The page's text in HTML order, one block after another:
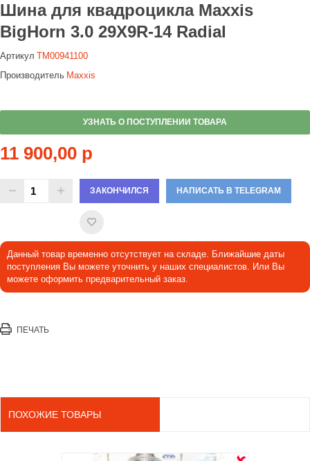
Шина для квадроцикла Maxxis
BigHorn 3.0 29X9R-14 Radial
Артикул TM00941100
Производитель Maxxis
УЗНАТЬ О ПОСТУПЛЕНИИ ТОВАРА
11 900,00 р
ЗАКОНЧИЛСЯ НАПИСАТЬ В TELEGRAM
Данный товар временно отсутствует на складе. Ближайшие даты
поступления Вы можете уточнить у наших специалистов. Или Вы
можете оформить предварительный заказ.
ПЕЧАТЬ
ПОХОЖИЕ ТОВАРЫ